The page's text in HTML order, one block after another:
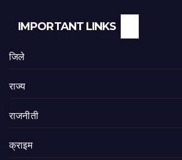
IMPORTANT LINKS
जिले
राज्य
राजनीती
क्राइम